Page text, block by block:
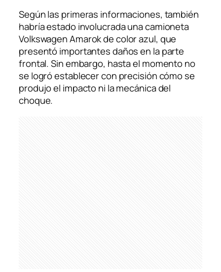
Según las primeras informaciones, también
habría estado involucrada una camioneta
Volkswagen Amarok de color azul, que
presentó importantes daños en la parte
frontal. Sin embargo, hasta el momento no
se logró establecer con precisión cómo se
produjo el impacto ni la mecánica del
choque.